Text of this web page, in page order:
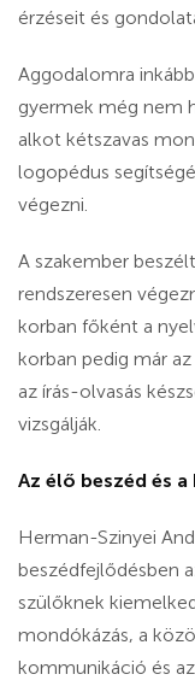
érzéseit és
Aggodalomra
gyermek még nem
alkot kétszavas
logopédus
végezni.
A szakember
rendszeresen
korban főként a
korban pedig már
az írás-olvasás
vizsgálják.
Az élő beszéd és
Herman-Szinyei
beszédfejlődésben
szülőknek
mondókázás, a
kommunikáció és